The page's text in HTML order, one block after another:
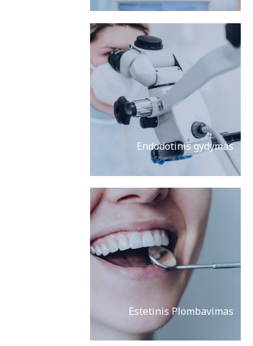
Endodotinis gydymas
Estetinis Plombavimas